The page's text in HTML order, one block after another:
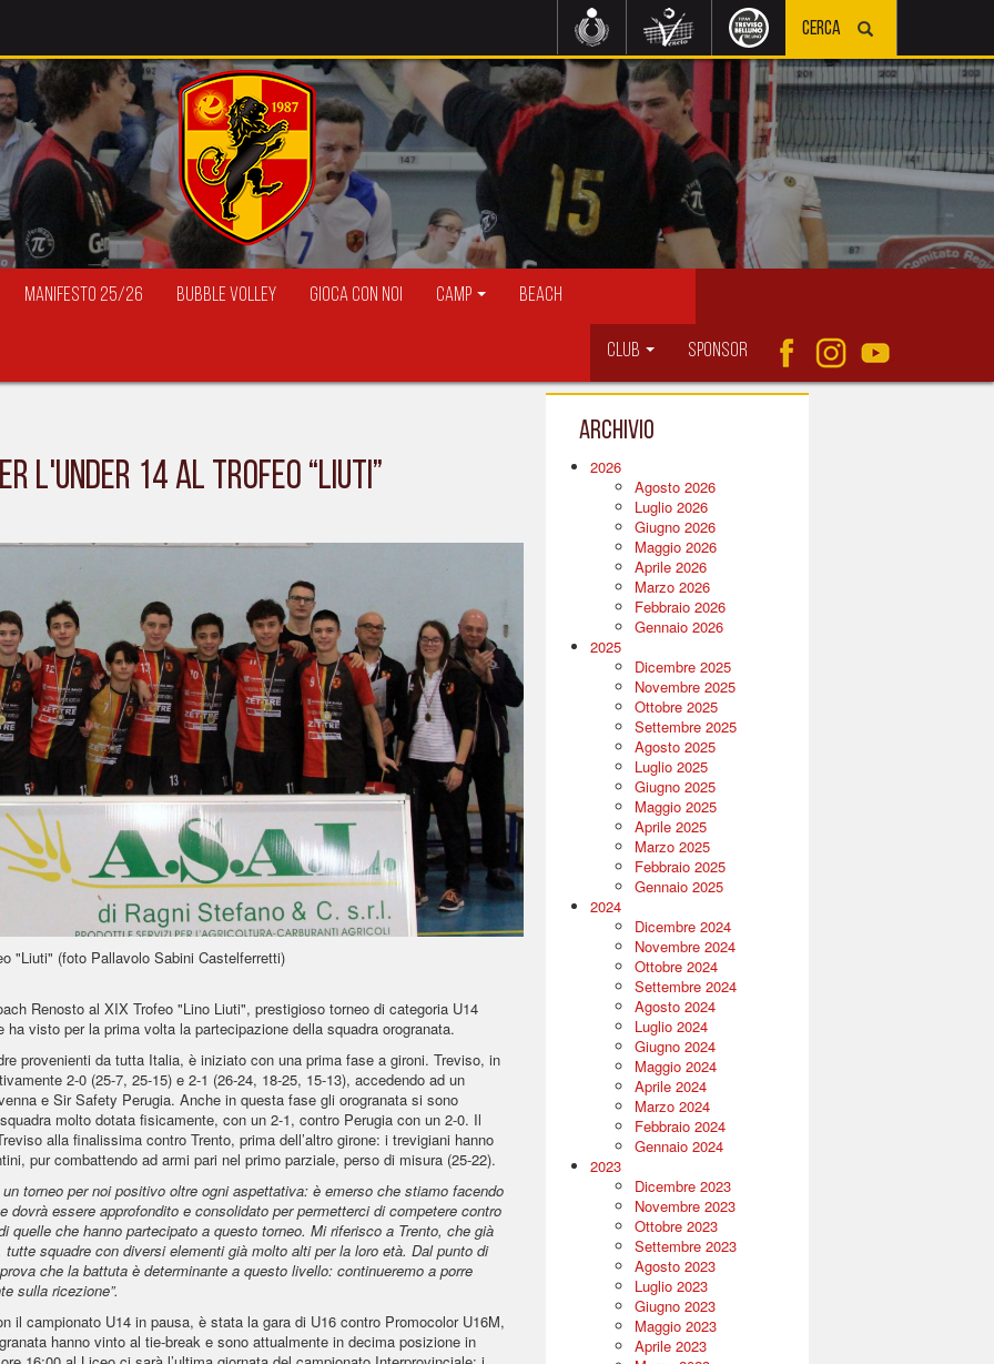
Manifesto 25/26 Bubble Volley Gioca con Noi Camp Beach
Club Sponsor
L'UNDER 14 AL TROFEO “LIUTI”
"Liuti" (foto Pallavolo Sabini Castelferretti)
Renosto al XIX Trofeo "Lino Liuti", prestigioso torneo di categoria U14
visto per la prima volta la partecipazione della squadra orogranata.
provenienti da tutta Italia, è iniziato con una prima fase a gironi. Treviso, in
2-0 (25-7, 25-15) e 2-1 (26-24, 18-25, 15-13), accedendo ad un
e Sir Safety Perugia. Anche in questa fase gli orogranata si sono
molto dotata fisicamente, con un 2-1, contro Perugia con un 2-0. Il
alla finalissima contro Trento, prima dell’altro girone: i trevigiani hanno
pur combattendo ad armi pari nel primo parziale, perso di misura (25-22).
un torneo per noi positivo oltre ogni aspettativa: è emerso che stiamo facendo
dovrà essere approfondito e consolidato per permetterci di competere contro
quelle che hanno partecipato a questo torneo. Mi riferisco a Trento, che già
squadre con diversi elementi già molto alti per la loro età. Dal punto di
che la battuta è determinante a questo livello: continueremo a porre
sulla ricezione”.
il campionato U14 in pausa, è stata la gara di U16 contro Promocolor U16M,
hanno vinto al tie-break e sono attualmente in decima posizione in
Archivio
2026
Agosto 2026
Luglio 2026
Giugno 2026
Maggio 2026
Aprile 2026
Marzo 2026
Febbraio 2026
Gennaio 2026
2025
Dicembre 2025
Novembre 2025
Ottobre 2025
Settembre 2025
Agosto 2025
Luglio 2025
Giugno 2025
Maggio 2025
Aprile 2025
Marzo 2025
Febbraio 2025
Gennaio 2025
2024
Dicembre 2024
Novembre 2024
Ottobre 2024
Settembre 2024
Agosto 2024
Luglio 2024
Giugno 2024
Maggio 2024
Aprile 2024
Marzo 2024
Febbraio 2024
Gennaio 2024
2023
Dicembre 2023
Novembre 2023
Ottobre 2023
Settembre 2023
Agosto 2023
Luglio 2023
Giugno 2023
Maggio 2023
Aprile 2023